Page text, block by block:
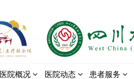
医院概况 医院动态 患者服务